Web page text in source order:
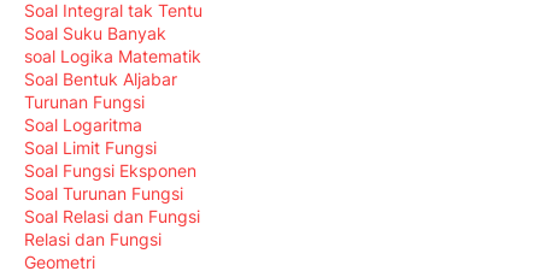
Soal Integral tak Tentu
Soal Suku Banyak
soal Logika Matematik
Soal Bentuk Aljabar
Turunan Fungsi
Soal Logaritma
Soal Limit Fungsi
Soal Fungsi Eksponen
Soal Turunan Fungsi
Soal Relasi dan Fungsi
Relasi dan Fungsi
Geometri